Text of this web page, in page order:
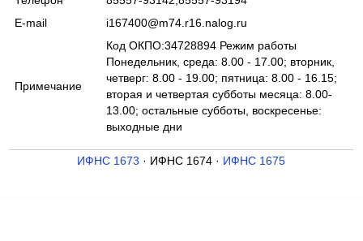
E-mail
i167400@m74.r16.nalog.ru
Примечание
Код ОКПО:34728894 Режим работы
Понедельник, среда: 8.00 - 17.00; вторник,
четверг: 8.00 - 19.00; пятница: 8.00 - 16.15;
вторая и четвертая субботы месяца: 8.00-
13.00; остальные субботы, воскресенье:
выходные дни
ИФНС 1673 · ИФНС 1674 · ИФНС 1675